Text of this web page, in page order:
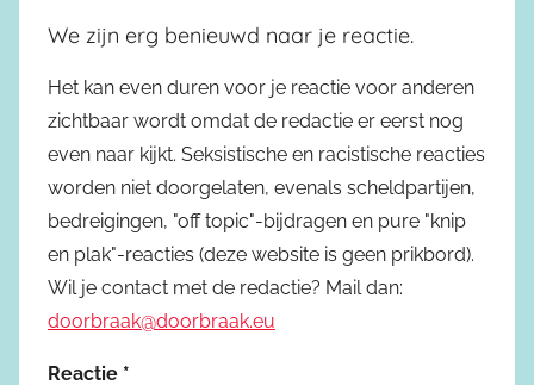
We zijn erg benieuwd naar je reactie.
Het kan even duren voor je reactie voor anderen
zichtbaar wordt omdat de redactie er eerst nog
even naar kijkt. Seksistische en racistische reacties
worden niet doorgelaten, evenals scheldpartijen,
bedreigingen, "off topic"-bijdragen en pure "knip
en plak"-reacties (deze website is geen prikbord).
Wil je contact met de redactie? Mail dan:
doorbraak@doorbraak.eu
Reactie *